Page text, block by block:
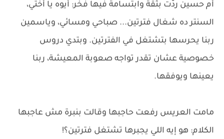
أم حسين ردّت بثقة وابتسامة فيها فخر: أيوه يا أختي،
السنتر ده شغال فترتين... صباحي ومسائي، وياسمين
ربنا يحرسها بتشتغل في الفترتين. وبتدي دروس
خصوصية عشان تقدر تواجه صعوبة المعيشة، ربنا
يعينها ويوفقها.
مامت العريس رفعت حاجبها وقالت بنبرة مش عاجبها
الكلام: هو إيه اللي يجبرها تشتغل فترتين؟!